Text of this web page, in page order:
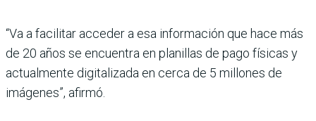
“Va a facilitar acceder a esa información que hace más
de 20 años se encuentra en planillas de pago físicas y
actualmente digitalizada en cerca de 5 millones de
imágenes”, afirmó.